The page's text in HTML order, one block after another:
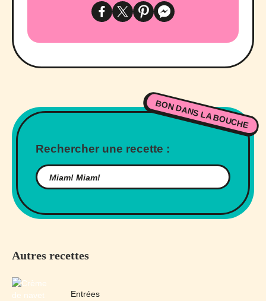
BON DANS LA BOUCHE
Rechercher une recette :
Autres recettes
Entrées